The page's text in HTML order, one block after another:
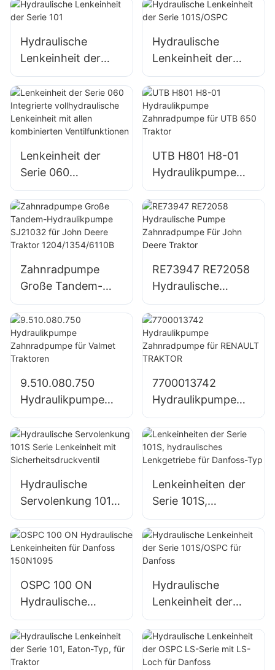
Hydraulische
Lenkeinheit der
Serie 101
Hydraulische
Lenkeinheit der
Serie 101S/OSPC
Lenkeinheit der
Serie 060
Integrierte
vollhydraulische
Lenkeinheit mit
allen kombinierten
UTB H801 H8-01
Hydraulikpumpe
Zahnradpumpe für
UTB 650 Traktor
Zahnradpumpe
Große Tandem-
Hydraulikpumpe
SJ21032 für John
Deere Traktor
1204/1354/6110B
RE73947 RE72058
Hydraulische
Pumpe
Zahnradpumpe Für
John Deere Traktor
9.510.080.750
Hydraulikpumpe
Zahnradpumpe für
Valmet Traktoren
7700013742
Hydraulikpumpe
Zahnradpumpe für
RENAULT
TRAKTOR
Hydraulische
Servolenkung 101S
Serie Lenkeinheit
mit
Sicherheitsdruckve
ntil
Lenkeinheiten der
Serie 101S,
hydraulisches
Lenkgetriebe für
Danfoss-Typ
OSPC 100 ON
Hydraulische
Lenkeinheiten für
Danfoss 150N1095
Hydraulische
Lenkeinheit der
Serie 101S/OSPC
für Danfoss